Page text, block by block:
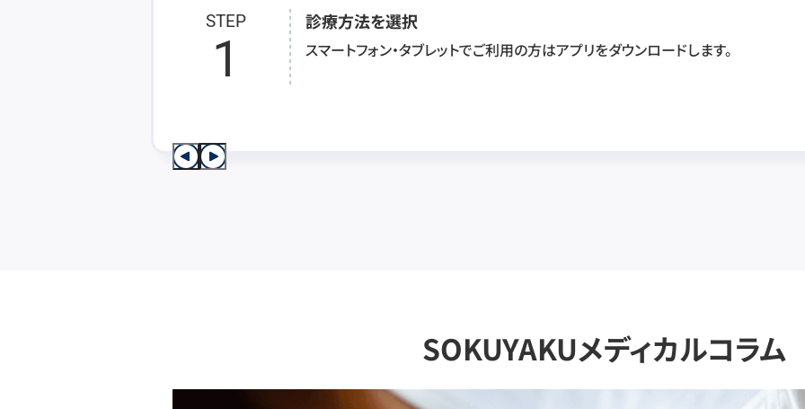
STEP
1
診療方法を選択
スマートフォン・タブレットでご利用の方はアプリをダウンロードします。
SOKUYAKUメディカルコラム